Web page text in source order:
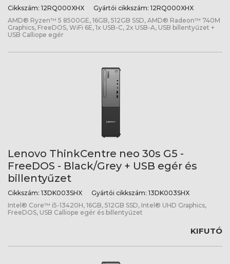
Cikkszám: 12RQ000XHX Gyártói cikkszám: 12RQ000XHX
AMD® Ryzen™ 5 8500GE, 16GB, 512GB SSD, AMD® Radeon™ 740M
Graphics, FreeDOS, WiFi 6E, 1x USB-C, 2x USB-A, USB billentyűzet +
USB Calliope egér
Lenovo ThinkCentre neo 30s G5 -
FreeDOS - Black/Grey + USB egér és
billentyűzet
Cikkszám: 13DK003SHX Gyártói cikkszám: 13DK003SHX
Intel® Core™ i5-13420H, 16GB, 512GB SSD, Intel® UHD Graphics,
FreeDOS, USB Calliope egér és billentyűzet
KIFUTÓ